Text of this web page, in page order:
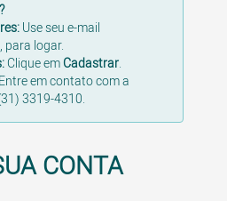
Use seu e-mail
para logar.
Clique emCadastrar.
Entre em contato com a
3319-4310.